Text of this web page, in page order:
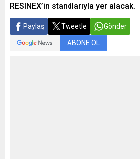
RESINEX’in standlarıyla yer alacak.
Paylaş Tweetle Gönder
ABONE OL